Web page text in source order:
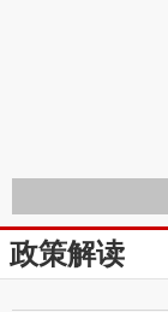
政策解读